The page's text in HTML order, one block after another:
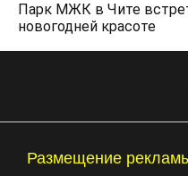
Парк МЖК в Чите
новогодней красоте
Размещение